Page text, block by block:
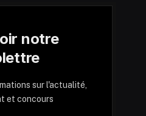
notre
sur l'actualité,
et concours